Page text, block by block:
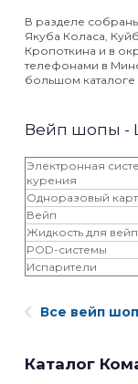
В разделе
Якуба Коласа,
Кропоткина и в
телефонами в
большом каталоге
Вейп шопы -
Электронная
курения
Одноразовый
Вейп
Жидкость для
POD-системы
Испарители
Все вейп
Каталог